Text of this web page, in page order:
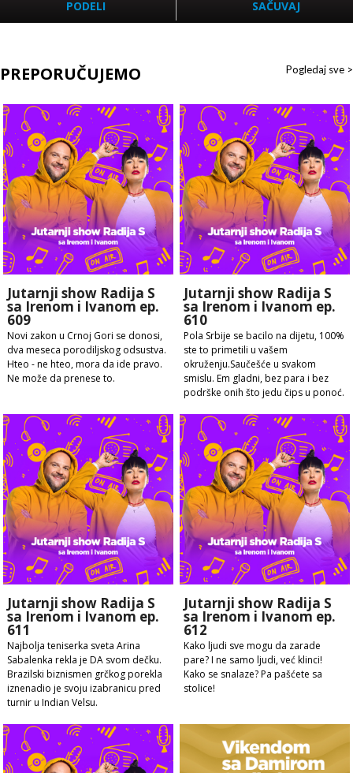
PODELI SAČUVAJ
PREPORUČUJEMO Pogledaj sve >
Jutarnji show Radija S
sa Irenom i Ivanom ep.
609
Novi zakon u Crnoj Gori se donosi,
dva meseca porodiljskog odsustva.
Hteo - ne hteo, mora da ide pravo.
Ne može da prenese to.
Jutarnji show Radija S
sa Irenom i Ivanom ep.
610
Pola Srbije se bacilo na dijetu, 100%
ste to primetili u vašem
okruženju.Saučešće u svakom
smislu. Em gladni, bez para i bez
podrške onih što jedu čips u ponoć.
Jutarnji show Radija S
sa Irenom i Ivanom ep.
611
Najbolja teniserka sveta Arina
Sabalenka rekla je DA svom dečku.
Brazilski biznismen grčkog porekla
iznenadio je svoju izabranicu pred
turnir u Indian Velsu.
Jutarnji show Radija S
sa Irenom i Ivanom ep.
612
Kako ljudi sve mogu da zarade
pare? I ne samo ljudi, već klinci!
Kako se snalaze? Pa pašćete sa
stolice!